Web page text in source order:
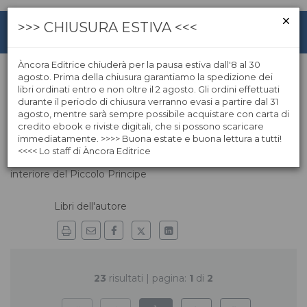
Enzo Romeo
Enzo Romeo (Siderno, 1959) è giornalista e saggista. A
lungo caporedattore e vaticanista della Rai. Per Àncora ha
interiore del Piccolo Principe
Libri dell'autore
23 risultati | pagina: 1 di 2
>>> CHIUSURA ESTIVA <<<
Àncora Editrice chiuderà per la pausa estiva dall'8 al 30
agosto. Prima della chiusura garantiamo la spedizione dei
libri ordinati entro e non oltre il 2 agosto. Gli ordini effettuati
durante il periodo di chiusura verranno evasi a partire dal 31
agosto, mentre sarà sempre possibile acquistare con carta di
credito ebook e riviste digitali, che si possono scaricare
immediatamente. >>>> Buona estate e buona lettura a tutti!
<<<< Lo staff di Àncora Editrice